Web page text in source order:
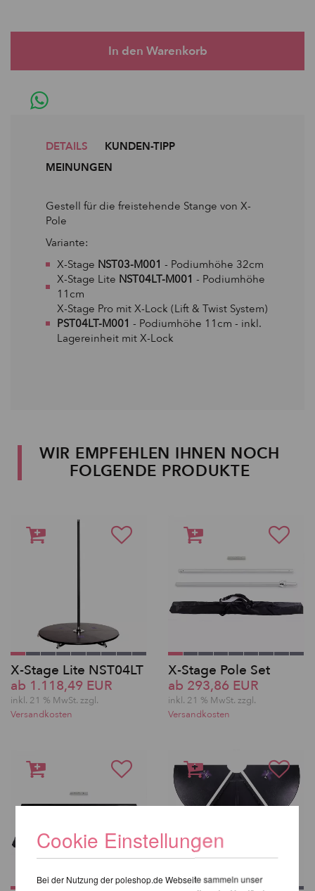
DETAILS
KUNDEN-TIPP
MEINUNGEN
Gestell für die freistehende Stange von X-
Pole
Variante:
X-Stage NST03-M001 - Podiumhöhe 32cm
X-Stage Lite NST04LT-M001 - Podiumhöhe
11cm
X-Stage Pro mit X-Lock (Lift & Twist System)
PST04LT-M001 - Podiumhöhe 11cm - inkl.
Lagereinheit mit X-Lock
WIR EMPFEHLEN IHNEN NOCH
FOLGENDE PRODUKTE
X-Stage Lite NST04LT
ab 1.118,49 EUR
inkl. 21 % MwSt. zzgl.
Versandkosten
X-Stage Pole Set
ab 293,86 EUR
inkl. 21 % MwSt. zzgl.
Versandkosten
Cookie Einstellungen
Bei der Nutzung der poleshop.de Webseite sammeln unser